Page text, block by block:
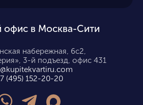
офис в Москва-Сити
набережная, 6с2,
3-й подъезд, офис 431
(495) 152-20-20